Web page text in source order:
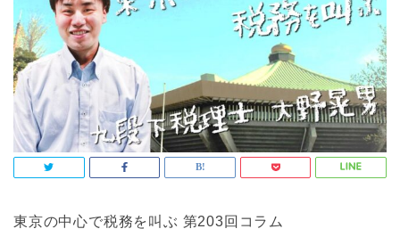
東京の中心で税務を叫ぶ 第203回コラム